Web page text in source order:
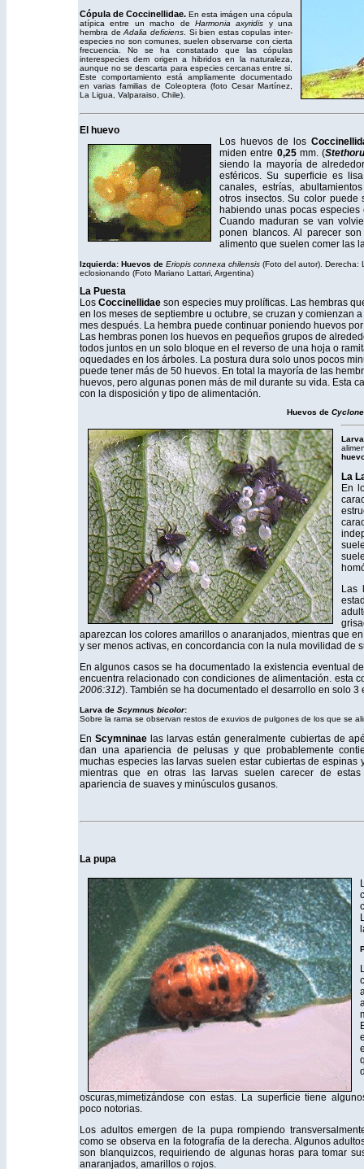
Cópula de Coccinellidae. En esta imágen una cópula
atípica entre un macho de Harmonia axyridis y una
hembra deAdalia deficiens. Si bien estas copulas inter-
especies no son comunes, suelen observarse con cierta
frecuencia. No se ha constatado que las cópulas
interespecies dem origen a hibridos en la naturaleza,
aunque no se descarta para especies cercanas entre si.
Este comportamiento está ampliamente documentado
en varias familias de Coleoptera (foto Cesar Martínez,
La Ligua, Valparaiso, Chile).
El huevo
Los huevos de los
miden entre 0,25mm. (
siendo la mayoría de
esféricos. Su superficie es
canales, estrías,
otros insectos. Su color puede
habiendo unas pocas
Cuando maduran se van
ponen blancos. Al parecer
alimento que suelen comer las
Izquierda: Huevos de Eriopis connexa chilensis (Foto del autor). Derecha:
eclosionando (Foto Mariano Lattari, Argentina)
La Puesta
Los Coccinellidae son especies muy prolíficas. Las hembras
en los meses de septiembre u octubre, se cruzan y comienzan
mes después. La hembra puede continuar poniendo huevos
Las hembras ponen los huevos en pequeños grupos de
todos juntos en un solo bloque en el reverso de una hoja o
oquedades en los árboles. La postura dura solo unos pocos
puede tener más de 50 huevos. En total la mayoría de las
huevos, pero algunas ponen más de mil durante su vida. Esta
con la disposición y tipo de alimentación.
Huevos de
La
En
Las
aparezcan los colores amarillos o anaranjados, mientras que
y ser menos activas, en concordancia con la nula movilidad de
En algunos casos se ha documentado la existencia eventual
encuentra relacionado con condiciones de alimentación. esta
2006:312). También se ha documentado el desarrollo en solo 3
Larva de Scymnus bicolor:
Sobre la rama se observan restos de exuvios de pulgones de los que se
EnScymninae las larvas están generalmente cubiertas de
dan una apariencia de pelusas y que probablemente
muchas especies las larvas suelen estar cubiertas de espinas
mientras que en otras las larvas suelen carecer de
apariencia de suaves y minúsculos gusanos.
La pupa
oscuras,mimetizándose con estas. La superficie tiene
poco notorias.
Los adultos emergen de la pupa rompiendo
como se observa en la fotografía de la derecha. Algunos
son blanquizcos, requiriendo de algunas horas para tomar
anaranjados, amarillos o rojos.